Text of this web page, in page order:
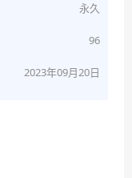
永久
96
2023年09月20日